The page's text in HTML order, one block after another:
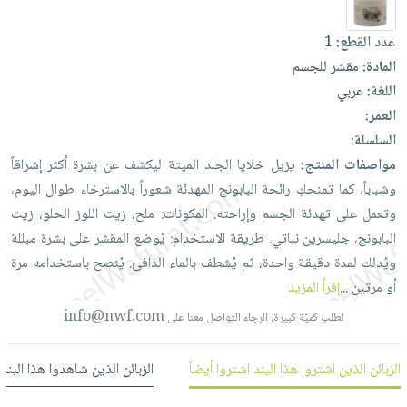
العناية
بالأسنان
الحمية
والتغذية
أدوات
المائدة
الأوعية
والتخزين
أدوات
المطبخ
الأكثر
مبيعاً
العودة
للمدارس
كتب
اكسسوارات
منزلية
اكسسوارات
ملابس
مطرزات
حقائب
عناية
بالذات
شحن
مجاني
بنود
مختارة
اشتراكات
كل
الاشتراكات
صندوق
القراءة
iKitab
بلا
حدود
بحث
متقدم
نيل
وفرات
عن
الشركة
حسابك
لائحة
الأمنيات
عدد القطع:1
المادة:مقشر للجسم
اللغة:عربي
العمر:
السلسلة:
مواصفات المنتج: يزيل خلايا الجلد الميتة ليكشفعن بشرةأكثرإشراقاً
وشباباً،كما تمنحكِ رائحة البابونج المهدئة شعوراًبالاسترخاء طوال اليوم،
وتعمل علىتهدئة الجسم وإراحته. المكونات: ملح، زيت اللوز الحلو، زيت
البابونج، جليسريننباتي. طريقة الاستخدام: يُوضع المقشرعلىبشرة مبللة
ويُدلك لمدة دقيقة واحدة، ثم يُشطفبالماء الدافئ. يُنصحباستخدامه مرة
أو مرتين...إقرأ المزيد
لطلب كميّة كبيرة، الرجاء التواصل معنا علىinfo@nwf.com
الزبائن الذين اشتروا هذا البند اشتروا أيضاً الزبائن الذين شاهدوا هذا